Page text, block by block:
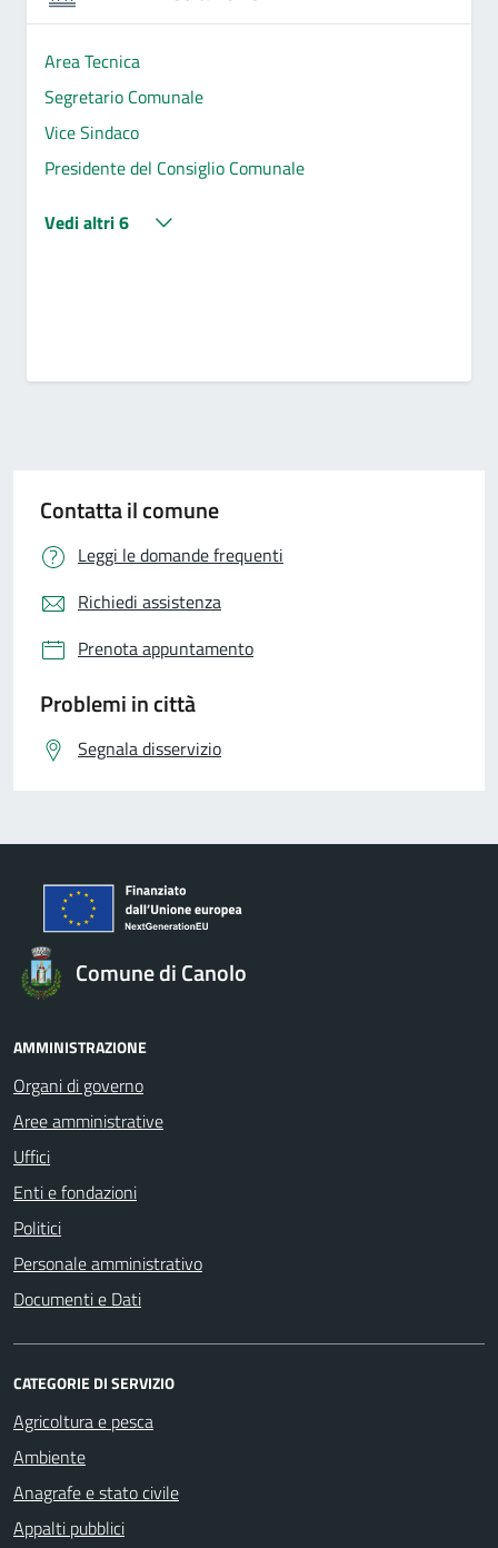
Area Tecnica
Segretario Comunale
Vice Sindaco
Presidente del Consiglio Comunale
Vedi altri 6
Contatta il comune
Leggi le domande frequenti
Richiedi assistenza
Prenota appuntamento
Problemi in città
Segnala disservizio
Comune di Canolo
AMMINISTRAZIONE
Organi di governo
Aree amministrative
Uffici
Enti e fondazioni
Politici
Personale amministrativo
Documenti e Dati
CATEGORIE DI SERVIZIO
Agricoltura e pesca
Ambiente
Anagrafe e stato civile
Appalti pubblici